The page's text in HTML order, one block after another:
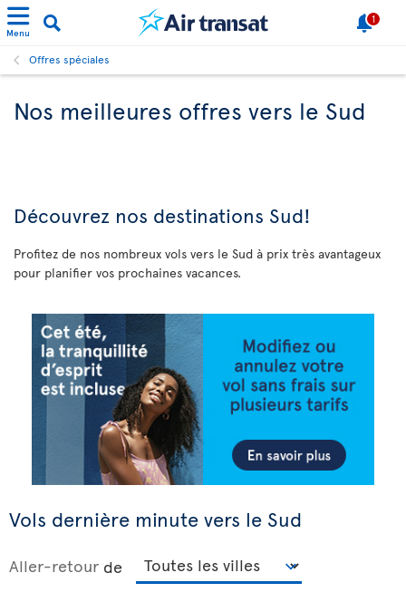
Menu
1
Offres spéciales
Nos meilleures offres vers le Sud
Découvrez nos destinations Sud!
Profitez de nos nombreux vols vers le Sud à prix très avantageux
pour planifier vos prochaines vacances.
Vols dernière minute vers le Sud
Aller-retour de